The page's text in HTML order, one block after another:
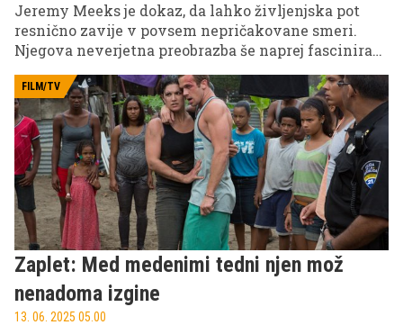
Jeremy Meeks je dokaz, da lahko življenjska pot
resnično zavije v povsem nepričakovane smeri.
Njegova neverjetna preobrazba še naprej fascinira
občinstvo po vsem svetu.
FILM/TV
Zaplet: Med medenimi tedni njen mož
nenadoma izgine
13. 06. 2025 05.00